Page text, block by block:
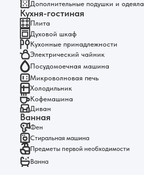
Дополнительные подушки и одеяла
Кухня-гостиная
Плита
Духовой шкаф
Кухонные принадлежности
Электрический чайник
Посудомоечная машина
Микроволновая печь
Холодильник
Кофемашина
Диван
Ванная
Фен
Стиральная машина
Предметы первой необходимости
Ванна